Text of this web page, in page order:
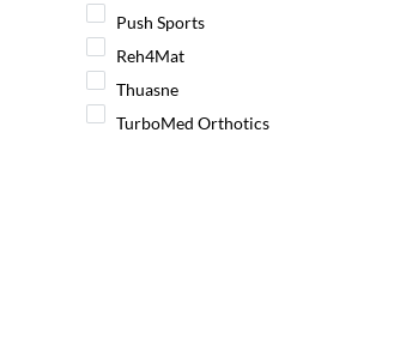
Push Sports
Reh4Mat
Thuasne
TurboMed Orthotics